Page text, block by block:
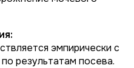
эмпирически с
результатам посева.